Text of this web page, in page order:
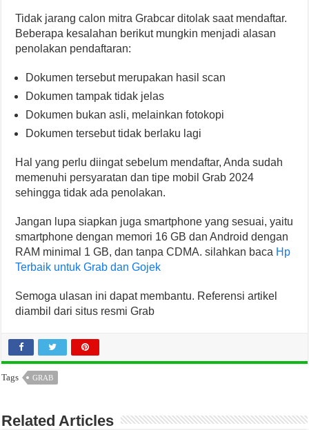
Tidak jarang calon mitra Grabcar ditolak saat mendaftar.
Beberapa kesalahan berikut mungkin menjadi alasan
penolakan pendaftaran:
Dokumen tersebut merupakan hasil scan
Dokumen tampak tidak jelas
Dokumen bukan asli, melainkan fotokopi
Dokumen tersebut tidak berlaku lagi
Hal yang perlu diingat sebelum mendaftar, Anda sudah
memenuhi persyaratan dan tipe mobil Grab 2024
sehingga tidak ada penolakan.
Jangan lupa siapkan juga smartphone yang sesuai, yaitu
smartphone dengan memori 16 GB dan Android dengan
RAM minimal 1 GB, dan tanpa CDMA. silahkan baca Hp
Terbaik untuk Grab dan Gojek
Semoga ulasan ini dapat membantu. Referensi artikel
diambil dari situs resmi Grab
Tags GRAB
Related Articles